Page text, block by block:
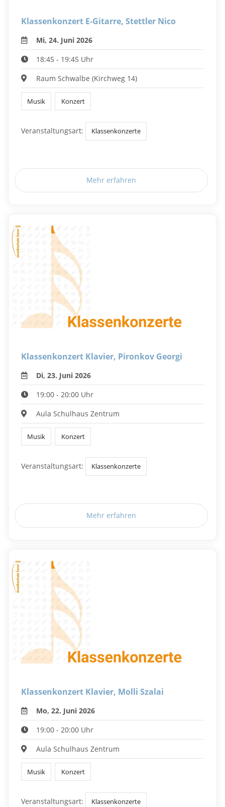
Klassenkonzert E-Gitarre, Stettler Nico
Mi, 24. Juni 2026
18:45 - 19:45 Uhr
Raum Schwalbe (Kirchweg 14)
Musik Konzert
Veranstaltungsart: Klassenkonzerte
Mehr erfahren
Klassenkonzert Klavier, Pironkov Georgi
Di, 23. Juni 2026
19:00 - 20:00 Uhr
Aula Schulhaus Zentrum
Musik Konzert
Veranstaltungsart: Klassenkonzerte
Mehr erfahren
Klassenkonzert Klavier, Molli Szalai
Mo, 22. Juni 2026
19:00 - 20:00 Uhr
Aula Schulhaus Zentrum
Musik Konzert
Veranstaltungsart: Klassenkonzerte